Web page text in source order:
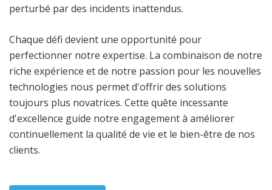
perturbé par des incidents inattendus.
Chaque défi devient une opportunité pour
perfectionner notre expertise. La combinaison de notre
riche expérience et de notre passion pour les nouvelles
technologies nous permet d'offrir des solutions
toujours plus novatrices. Cette quête incessante
d'excellence guide notre engagement à améliorer
continuellement la qualité de vie et le bien-être de nos
clients.